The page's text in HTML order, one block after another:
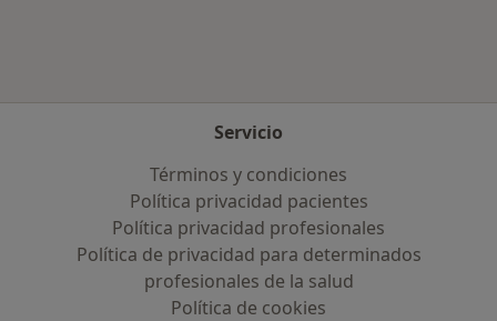
Servicio
Términos y condiciones
Política privacidad pacientes
Política privacidad profesionales
Política de privacidad para determinados
profesionales de la salud
Política de cookies